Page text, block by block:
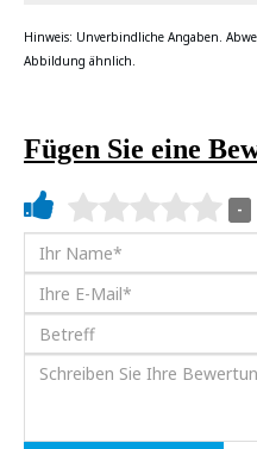
Hinweis: Unverbindliche Angaben.
Abbildung ähnlich.
Fügen Sie eine
-